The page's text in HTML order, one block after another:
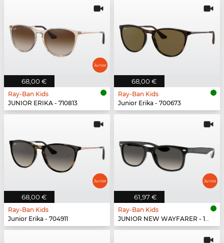
68,00 €
Ray-Ban Kids
JUNIOR ERIKA - 710813
68,00 €
Ray-Ban Kids
Junior Erika - 700673
68,00 €
Ray-Ban Kids
Junior Erika - 704911
61,97 €
Ray-Ban Kids
JUNIOR NEW WAYFARER - 100/11